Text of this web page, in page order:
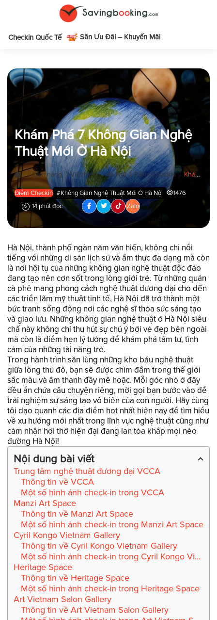
Checkin Quốc Tế Săn Ưu Đãi – Khuyến Mãi
Khám Phá 7 Không Gian Nghệ
Thuật Mới Ở Hà Nội
| Cẩm nang | Việt Nam | Hà Nội | Điểm Checkin | Khám Phá 7 Không Gian Nghệ Thuật Mới Ở Hà Nội
Điểm Checkin #Không Gian Nghệ Thuật Mới Ở Hà Nội
1476
14 phút đọc
Zalo
Hà Nội, thành phố ngàn năm văn hiến, không chỉ nổi
tiếng với những di sản lịch sử và ẩm thực đa dạng mà còn
là nơi hội tụ của những không gian nghệ thuật độc đáo
đang tạo nên cơn sốt trong lòng giới trẻ. Từ những quán
cà phê mang phong cách nghệ thuật đương đại cho đến
các triển lãm mỹ thuật tinh tế, Hà Nội đã trở thành một
bức tranh sống động nơi các nghệ sĩ thỏa sức sáng tạo
và giao lưu. Những không gian nghệ thuật ở Hà Nội siêu
chấ này không chỉ thu hút sự chú ý bởi vẻ đẹp bên ngoài
mà còn là điểm hẹn lý tưởng để khám phá tâm tư, tình
cảm của những tài năng trẻ.
Trong hành trình săn lùng những kho báu nghệ thuật
giữa lòng thủ đô, bạn sẽ được chìm đắm trong thế giới
sắc màu và âm thanh đầy mê hoặc. Mỗi góc nhỏ ở đây
đều ẩn chứa câu chuyện riêng, mời gọi bạn bước vào để
trải nghiệm sự sáng tạo vô biên của con người. Hãy cùng
tôi dạo quanh các địa điểm hot nhất hiện nay để tìm hiểu
về xu hướng mới nhất trong lĩnh vực nghệ thuật cũng như
cảm nhận hơi thở hiện đại đang lan tỏa khắp mọi nẻo
đường Hà Nội!
Nội dung bài viết
Trung tâm nghệ thuật đương đại VCCA
Thông tin về VCCA
Một số hình ảnh check-in trong VCCA
Manzi Art Space
Thông tin về Manzi Art Space
Một số hình ảnh check-in trong Manzi Art Space
Cyril Kongo Vietnam Gallery
Thông tin về Cyril Kongo Vietnam Gallery
Một số hình ảnh check-in trong Cyril Kongo Vietnam Gallery
Heritage Space
Thông tin về Heritage Space
Một số hình ảnh check-in trong Heritage Space
Art Vietnam Salon Gallery
Thông tin về Art Vietnam Salon Gallery